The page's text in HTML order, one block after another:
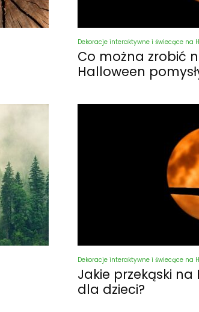
Dekoracje interaktywne i świecące na
Co można zrobić
Halloween
Dekoracje interaktywne i świecące na
Jakie przekąski na
dla dzieci?